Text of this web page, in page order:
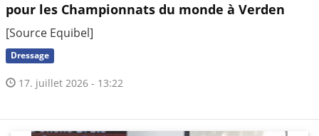
pour les Championnats du monde à Verden
[Source Equibel]
Dressage
17. juillet 2026 - 13:22